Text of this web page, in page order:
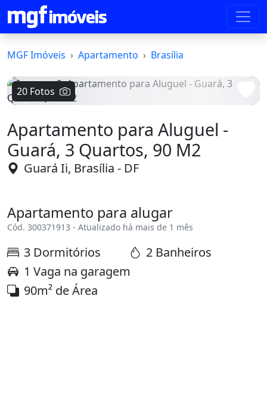
MGF Imóveis Apartamento Brasília
20 Fotos
Apartamento para Aluguel -
Guará, 3 Quartos, 90 M2
Guará Ii, Brasília - DF
Apartamento para alugar
Cód. 300371913 - Atualizado há mais de 1 mês
3 Dormitórios
2 Banheiros
1 Vaga na garagem
90m² de Área